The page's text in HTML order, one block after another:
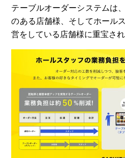
テーブルオーダーシステムは
のある店舗様、そしてホール
営をしている店舗様に重宝され